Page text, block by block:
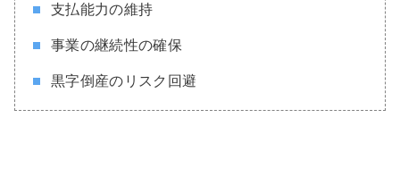
支払能力の維持
事業の継続性の確保
黒字倒産のリスク回避